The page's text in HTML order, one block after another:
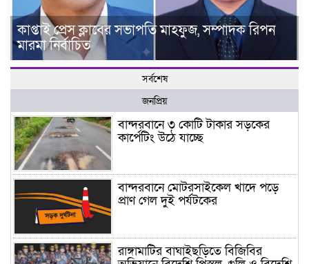
কাপ্তাই প্রেস ক্লাবের সভাপতি মাহফুজ, সম্পাদক রিপন
মারমা নির্বাচিত
সর্বশেষ
জনপ্রিয়
বান্দরবানে ৩ কোটি টাকার সড়কের
কার্পেটিং উঠে যাচ্ছে
বান্দরবানে মোটরসাইকেল খাদে পড়ে
প্রাণ গেল দুই পর্যটকের
রাঙ্গামাটির বাঘাইছড়িতে বিজিবির